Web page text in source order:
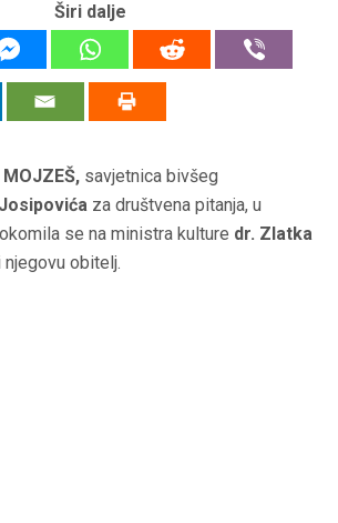
Širi dalje
MOJZEŠ, savjetnica bivšeg
za društvena pitanja, u
se na ministra kulture dr. Zlatka
njegovu obitelj.